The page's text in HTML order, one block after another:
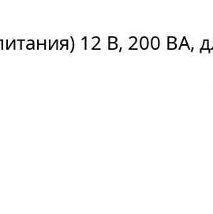
12 В, 200 ВА,